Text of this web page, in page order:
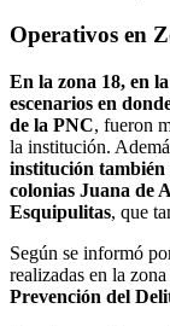
Operativos en
En la zona 18, en
escenarios en
de la PNC, fueron
la institución.
institución también
colonias Juana de
Esquipulitas, que
Según se informó
realizadas en la
Prevención del